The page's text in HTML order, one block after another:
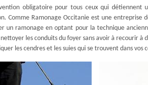
obligatoire pour tous ceux qui détiennent
Comme Ramonage Occitanie est une entreprise
un ramonage en optant pour la technique
les conduits du foyer sans avoir à recourir à
les cendres et les suies qui se trouvent dans vos